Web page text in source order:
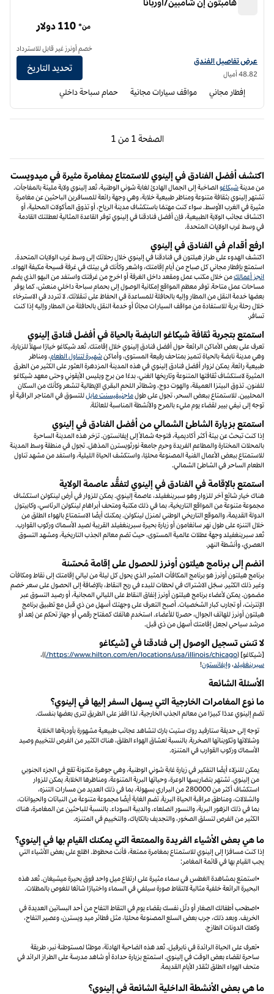
عرض تفاصيل الفندق لفندق هامبتون إن تشامبين/أوربانا
عرض تفاصيل الفندق
48.82 أميال
من* 110 دولار
خصم أونرز غير قابل للاسترداد
تحديد التاريخ
إفطار مجاني مواقف سيارات مجانية حمام سباحة داخلي
الصفحة 1 من 1
الصفحة السابقة، 1 من 1
الصفحة 1 من 1
اكتشف أفضل الفنادق في إلينوي للاستمتاع بمغامرة مثيرة في ميدويست
من مدينةشيكاغو الصاخبة إلى الجمال الهادئ لغابة شوني الوطنية، تُعد إلينوي ولاية مليئة بالمفاجآت.
تشتهر إلينوي بثقافة متنوعة ومناظر طبيعية خلابة، وهي وجهة رائعة للمسافرين الباحثين عن مغامرة
مثيرة في الغرب الأوسط. سواء كنت مهتمًا باستكشاف مدينة الرياح، أو تذوق المأكولات المحلية، أو
اكتشاف عجائب الولاية الطبيعية، فإن أفضل فنادقنا في إلينوي توفر القاعدة المثالية لعطلتك القادمة
في وسط غرب الولايات المتحدة.
ارفع أقدام في الفنادق في إلينوي
اكتشف الهدوء على طراز هيلتون في فنادقنا في إلينوي خلال رحلاتك إلى وسط غرب الولايات المتحدة.
استمتع بإفطار مجاني كل صباح من أيام إقامتك، واشعر وكأنك في بيتك في غرفة فسيحة مكيفة الهواء.
انجز أعمالكمن خلال مكتب عمل ومقعد داخل الغرفة أو اخرج من غرفتك واستفد من البهو الذي يضم
مساحات عمل متاحة. توفر معظم المواقع إمكانية الوصول إلى بحمام سباحة داخلي منعش، كما يوفر
بعضها خدمة النقل من المطار وإليه بالحافلة للمساعدة في الحفاظ على تنقلاتك. لا تتردد في الاسترخاء
خلال رحلة برية للاستفادة من مواقف السيارات مجانًا أو خدمة النقل بالحافلة من المطار وإليه إذا كنت
تسافر.
استمتع بتجربة ثقافة شيكاغو النابضة بالحياة في أفضل فنادق إلينوي
تعرف على بعض الأماكن الرائعة حول أفضل فنادق إلينوي خلال إقامتك. تُعد شيكاغو خيارًا سهلاً للزيارة،
وهي مدينة نابضة بالحياة تتميز بمتاحف رفيعة المستوى، وأماكنشهيرة لتناول الطعام، ومناظر
طبيعية رائعة. يمكن لزوار أفضل فنادق إلينوي في هذه المدينة المزدهرة العثور على الكثير من الطرق
المثيرة لاستكشاف ثقافتها المتنوعة وتاريخها الغني، بدءًا من برج ويليس الأيقوني وحتى معهد شيكاغو
للفنون. تذوق البيتزا العميقة، والهوت دوج، وشطائر اللحم البقري الإيطالية لتشعر وكأنك من السكان
المحليين. للاستمتاع ببعض السحر، تجول على طولماجنيفيسنت مايلللتسوق في المتاجر الراقية أو
توجه إلى نيفي بيير لقضاء يوم مليء بالمرح والأنشطة المناسبة للعائلة.
استمتع بزيارة الشاطئ الشمالي من أفضل الفنادق في إلينوي
إذا كنت تبحث عن بيئة أكثر أكاديمية، فتوجه شمالاً إلى إيفانستون. تزخر هذه المدينة الساحرة
بالمحلات المختارة والمطاعم الفريدة وحرم جامعة نورثويسترن المذهل. تجول في منطقة وسط المدينة
للاستمتاع ببعض الأعمال الفنية المصنوعة محليًا، واستكشف الحياة الليلية، واستفد من مشهد تناول
الطعام الساحر في الشاطئ الشمالي.
استمتع بالإقامة في الفنادق في إلينوي لتفقُّد عاصمة الولاية
هناك خيار شائع آخر للزوار وهو سبرينغفيلد، عاصمة إلينوي. يمكن للزوار في أرض لينكولن استكشاف
مجموعة متنوعة من المواقع التاريخية، بما في ذلك مكتبة ومتحف أبراهام لينكولن الرئاسي، وكابيتول
الدولة القديمة، والموقع التاريخي الوطني لمنزل لينكولن. يمكنك أيضًا الاستمتاع بالهواء الطلق من
خلال التنزه على طول نهر سانغامون أو زيارة بحيرة سبرينغفيلد القريبة لصيد الأسماك وركوب القوارب.
تُعد سبرينغفيلد وجهة عطلات عالمية المستوى، حيث تضم معالم الجذب التاريخية، ومشهد التسوق
العصري، وأنشطة النهر.
انضم إلى برنامج هيلتون أونرز للحصول على إقامة مُحسّنة
برنامج هيلتون أونرز هو برنامج المكافآت المثير الذي يحول كل ليلة من ليالي إقامتك إلى نقاط ومكافآت
وغير ذلك الكثير. سجّل الاشتراك في لحظات للبدء في ربح النقاط، بالإضافة إلى الحصول على سعر خصم
مضمون. يمكن لأعضاء برنامج هيلتون أونرز إنفاق النقاط على الليالي المجانية، أو رصيد التسوق عبر
الإنترنت، أو تجارب كبار الشخصيات. أصبح التعرف على وجهتك أسهل من ذي قبل مع تطبيق برنامج
هيلتون أونرز للهاتف الجوال، حصريًا للأعضاء. استخدم هاتفك كمفتاح رقمي أو جهاز تحكم عن بُعد أو
مرشد سياحي لجعل إقامتك أسهل من ذي قبل.
لا تنسَ تسجيل الوصول إلى فنادقنا في [شيكاغو
[شيكاغو] (https://www.hilton.com/en/locations/usa/illinois/chicago/ ))،
سبرينغفيلد،وإيفانستون!
الأسئلة الشائعة
ما نوع المغامرات الخارجية التي يسهل السفر إليها في إلينوي؟
تضم إلينوي عددًا كبيرًا من معالم الجذب الخارجية، لذا اقفز على الطريق لترى بعضها بنفسك.
توجه إلى حديقة ستارفيد روك ستيت بارك لتشاهد عجائب طبيعية مشهورة بأوديةها الخلابة
وشلالاتها وتكويناتها الصخرية. بالنسبة لعشاق الهواء الطلق، هناك الكثير من الفرص للتخييم وصيد
الأسماك وركوب القوارب في المتنزه.
يمكن للنزلاء أيضًا التفكير في زيارة غابة شوني الوطنية، وهي جوهرة مكنونة تقع في الجزء الجنوبي
من إلينوي. تشتهر بتضاريسها الوعرة، وحياتها البرية المتنوعة، ومناظرها الخلابة. يمكن للزوار
استكشاف أكثر من 280​000 من البراري بسهولة، بما في ذلك العديد من مسارات التنزه،
والشلالات، ومناطق مراقبة الحياة البرية. تضم الغابة أيضًا مجموعة متنوعة من النباتات والحيوانات،
بما في ذلك الزهور البرية، والنسور الصلعاء، والدببة السوداء. بالنسبة للباحثين عن المغامرة، هناك
الكثير من الفرص لتسلق الصخور، والتجديف بالكاياك، والتخييم في المتنزه.
ما هي بعض الأشياء الفريدة والممتعة التي يمكنك القيام بها في إلينوي؟
إذا كنت مسافرًا إلى إلينوي للاستمتاع بمغامرة ممتعة، فأنت محظوظ. اطّلع على بعض الأشياء التي
يجب القيام بها في قائمة المغامر:
•استمتع بمشاهدة الغطس في سماء مثيرة على ارتفاع ميل واحد فوق بحيرة ميشيغان. تُعد هذه
البحيرة الرائعة خلفية مثالية لالتقاط صورة سيلفي في السماء واختيارًا شائعًا للغوص بالمظلات.
•اصطحب أطفالك الصغار أو دلّل نفسك بقضاء يوم في التقاط التفاح من أحد البساتين العديدة في
الخريف. وبعد ذلك، جرب بعض السلع المصنوعة محليًا، مثل فطائر ميد ويسترن، وعصير التفاح،
وكعك الدونات الطازج.
•تعرف على الحياة الرائدة في نابرفيل. تُعد هذه الضاحية الهادئة، موطنًا لمستوطنة نبر، طريقة
ساحرة لقضاء بعض الوقت في إلينوي. استمتع بزيارة حدادة أو شاهد مدرسة على الطراز الرائد في
متحف الهواء الطلق لتُقدّر الأيام القديمة.
ما هي بعض الأنشطة الداخلية الشائعة في إلينوي؟